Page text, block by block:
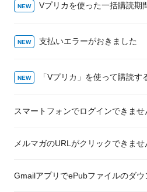
Vプリカを使った一括購読期
支払いエラーがおきました
「Vプリカ」を使って購読
スマートフォンでログインできませ
メルマガのURLがクリックできませ
GmailアプリでePubファイルのダ